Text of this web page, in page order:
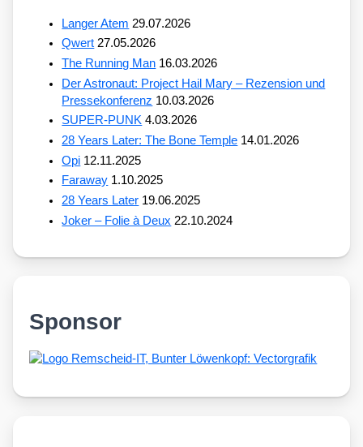
Langer Atem 29.07.2026
Qwert 27.05.2026
The Running Man 16.03.2026
Der Astronaut: Project Hail Mary – Rezension und
Pressekonferenz 10.03.2026
SUPER-PUNK 4.03.2026
28 Years Later: The Bone Temple 14.01.2026
Opi 12.11.2025
Faraway 1.10.2025
28 Years Later 19.06.2025
Joker – Folie à Deux 22.10.2024
Sponsor